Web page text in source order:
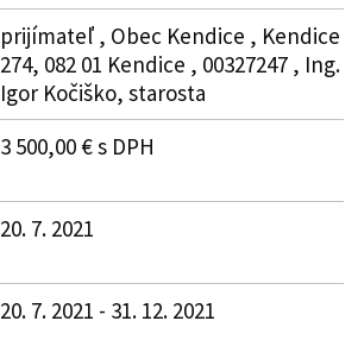
prijímateľ , Obec Kendice , Kendice
274, 082 01 Kendice , 00327247 , Ing.
Igor Kočiško, starosta
3 500,00 € s DPH
20. 7. 2021
20. 7. 2021 - 31. 12. 2021